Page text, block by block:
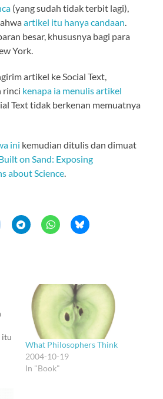
(yang sudah tidak terbit lagi),
artikel itu hanya candaan
besar, khususnya bagi para
York.
artikel ke Social Text,
rinci kenapa ia menulis artikel
Text tidak berkenan memuatnya
ini kemudian ditulis dan dimuat
on Sand: Exposing
about Science
itu
What Philosophers Think
2004-10-19
In "Book"